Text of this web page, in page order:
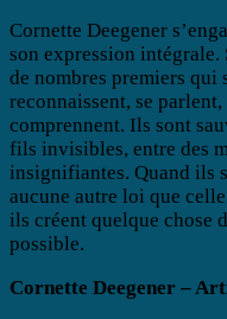
Cornette Deegener
son expression intégrale.
de nombres premiers qui
reconnaissent, se
comprennent. Ils sont
fils invisibles, entre des
insignifiantes. Quand ils
aucune autre loi que
ils créent quelque chose
possible.
Cornette Deegener –